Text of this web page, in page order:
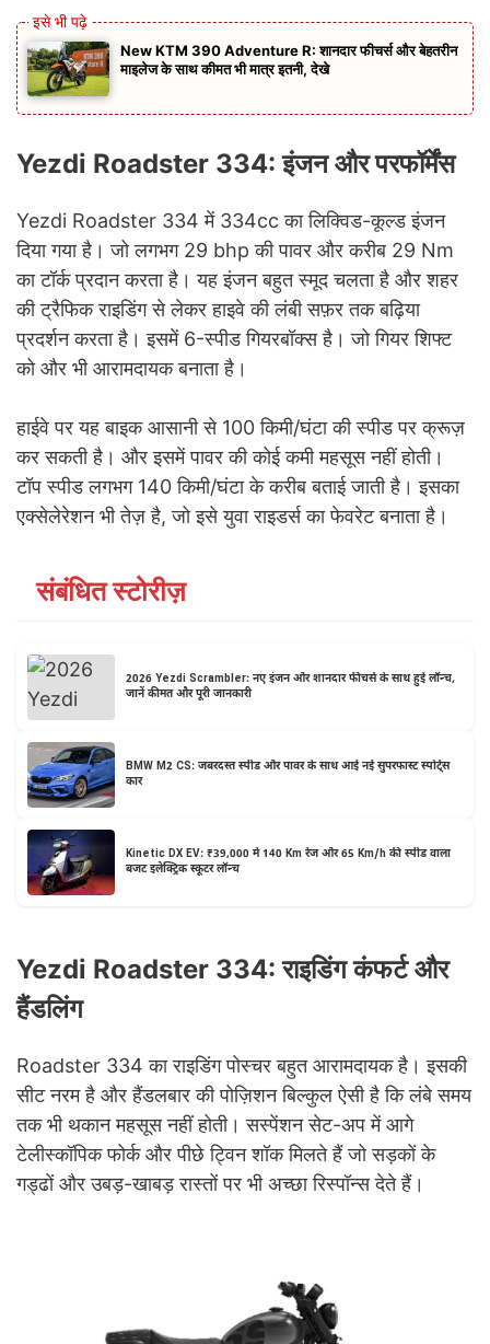
New KTM 390 Adventure R: शानदार फीचर्स और बेहतरीन
माइलेज के साथ कीमत भी मात्र इतनी, देखे
Yezdi Roadster 334: इंजन और परफॉर्मेंस
Yezdi Roadster 334 में 334cc का लिक्विड-कूल्ड इंजन
दिया गया है। जो लगभग 29 bhp की पावर और करीब 29 Nm
का टॉर्क प्रदान करता है। यह इंजन बहुत स्मूद चलता है और शहर
की ट्रैफिक राइडिंग से लेकर हाइवे की लंबी सफ़र तक बढ़िया
प्रदर्शन करता है। इसमें 6-स्पीड गियरबॉक्स है। जो गियर शिफ्ट
को और भी आरामदायक बनाता है।
हाईवे पर यह बाइक आसानी से 100 किमी/घंटा की स्पीड पर क्रूज़
कर सकती है। और इसमें पावर की कोई कमी महसूस नहीं होती।
टॉप स्पीड लगभग 140 किमी/घंटा के करीब बताई जाती है। इसका
एक्सेलेरेशन भी तेज़ है, जो इसे युवा राइडर्स का फेवरेट बनाता है।
संबंधित स्टोरीज़
2026 Yezdi Scrambler: नए इंजन और शानदार फीचर्स के साथ हुई लॉन्च,
जानें कीमत और पूरी जानकारी
BMW M2 CS: जबरदस्त स्पीड और पावर के साथ आई नई सुपरफास्ट स्पोर्ट्स
कार
Kinetic DX EV: ₹39,000 में 140 Km रेंज और 65 Km/h की स्पीड वाला
बजट इलेक्ट्रिक स्कूटर लॉन्च
Yezdi Roadster 334: राइडिंग कंफर्ट और
हैंडलिंग
Roadster 334 का राइडिंग पोस्चर बहुत आरामदायक है। इसकी
सीट नरम है और हैंडलबार की पोज़िशन बिल्कुल ऐसी है कि लंबे समय
तक भी थकान महसूस नहीं होती। सस्पेंशन सेट-अप में आगे
टेलीस्कॉपिक फोर्क और पीछे ट्विन शॉक मिलते हैं जो सड़कों के
गड्ढों और उबड़-खाबड़ रास्तों पर भी अच्छा रिस्पॉन्स देते हैं।